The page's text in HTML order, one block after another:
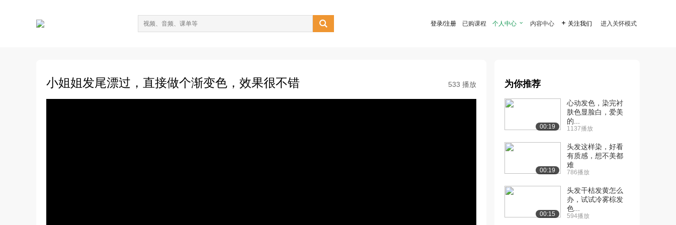
 登录/注册 已购课程 个人中心  内容中心  关注我们 进入关怀模式
小姐姐发尾漂过，直接做个渐变色，效果很不错 533 播放 为你推荐
00:19
心动发色，染完衬
肤色显脸白，爱美
的...
1137播放
00:19
头发这样染，好看
有质感，想不美都
难
786播放
00:15
头发干枯发黄怎么
办，试试冷雾棕发
色...
594播放